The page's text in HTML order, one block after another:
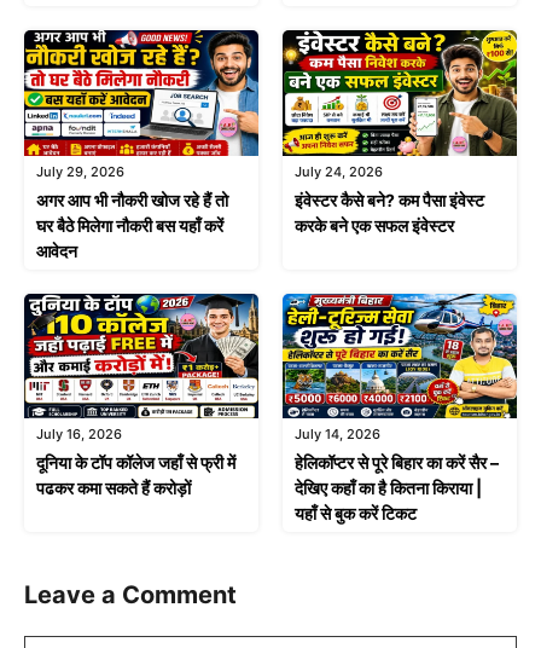
July 29, 2026
अगर आप भी नौकरी खोज रहे हैं तो
घर बैठे मिलेगा नौकरी बस यहाँ करें
आवेदन
July 24, 2026
इंवेस्टर कैसे बने? कम पैसा इंवेस्ट
करके बने एक सफल इंवेस्टर
July 16, 2026
दूनिया के टॉप कॉलेज जहाँ से फ्री में
पढकर कमा सकते हैं करोड़ों
July 14, 2026
हेलिकॉप्टर से पूरे बिहार का करें सैर –
देखिए कहाँ का है कितना किराया |
यहाँ से बुक करें टिकट
Leave a Comment